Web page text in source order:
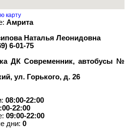
карту
Амрита
Наталья Леонидовна
6-01-75
ДК Современник, автобусы №
ул. Горького, д. 26
08:00-22:00
22:00
09:00-22:00
дни: 0